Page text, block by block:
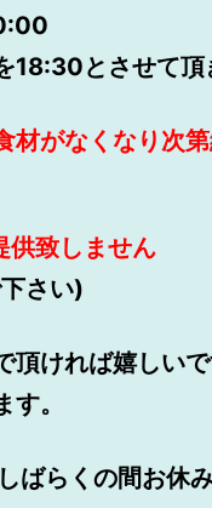
18:30とさせて頂
材がなくなり次
供致しません
さい)
頂ければ嬉しいで
。
ばらくの間お休み